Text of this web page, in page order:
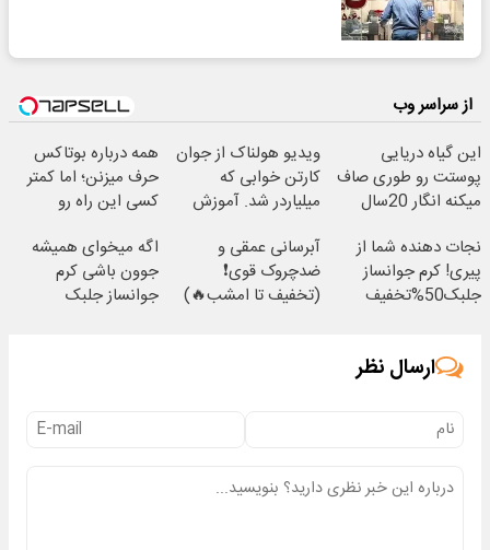
از سراسر وب
این گیاه دریایی
پوستت رو طوری صاف
میکنه انگار 20سال
ویدیو هولناک از جوان
کارتن خوابی که
میلیاردر شد. آموزش
همه درباره بوتاکس
حرف میزنن؛ اما کمتر
کسی این راه رو
نجات دهنده شما از
پیری! کرم جوانساز
جلبک50%تخفیف
آبرسانی عمقی و
ضدچروک قوی❗
(تخفیف تا امشب🔥)
اگه میخوای همیشه
جوون باشی کرم
جوانساز جلبک
ارسال نظر